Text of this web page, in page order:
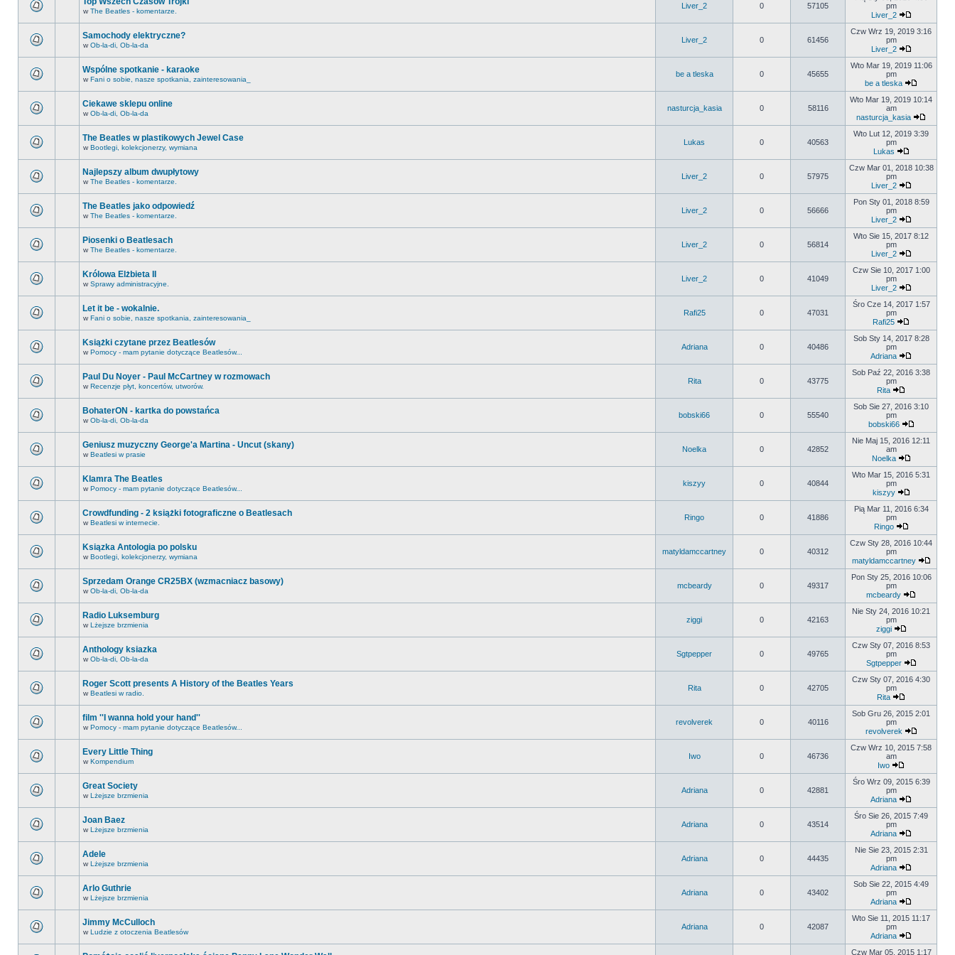
w The Beatles - komentarze.
Liver_2 0 57105
pm
Liver_2
Samochody elektryczne?
w Ob-la-di, Ob-la-da
Liver_2 0 61456
Czw Wrz 19, 2019 3:16
pm
Liver_2
Wspólne spotkanie - karaoke
w Fani o sobie, nasze spotkania, zainteresowania_
be a tleska 0 45655
Wto Mar 19, 2019 11:06
pm
be a tleska
Ciekawe sklepu online
w Ob-la-di, Ob-la-da
nasturcja_kasia 0 58116
Wto Mar 19, 2019 10:14
am
nasturcja_kasia
The Beatles w plastikowych Jewel Case
w Bootlegi, kolekcjonerzy, wymiana
Lukas 0 40563
Wto Lut 12, 2019 3:39
pm
Lukas
Najlepszy album dwupłytowy
w The Beatles - komentarze.
Liver_2 0 57975
Czw Mar 01, 2018 10:38
pm
Liver_2
The Beatles jako odpowiedź
w The Beatles - komentarze.
Liver_2 0 56666
Pon Sty 01, 2018 8:59
pm
Liver_2
Piosenki o Beatlesach
w The Beatles - komentarze.
Liver_2 0 56814
Wto Sie 15, 2017 8:12
pm
Liver_2
Królowa Elżbieta II
w Sprawy administracyjne.
Liver_2 0 41049
Czw Sie 10, 2017 1:00
pm
Liver_2
Let it be - wokalnie.
w Fani o sobie, nasze spotkania, zainteresowania_
Rafi25 0 47031
Śro Cze 14, 2017 1:57
pm
Rafi25
Książki czytane przez Beatlesów
w Pomocy - mam pytanie dotyczące Beatlesów...
Adriana 0 40486
Sob Sty 14, 2017 8:28
pm
Adriana
Paul Du Noyer - Paul McCartney w rozmowach
w Recenzje płyt, koncertów, utworów.
Rita 0 43775
Sob Paź 22, 2016 3:38
pm
Rita
BohaterON - kartka do powstańca
w Ob-la-di, Ob-la-da
bobski66 0 55540
Sob Sie 27, 2016 3:10
pm
bobski66
Geniusz muzyczny George'a Martina - Uncut (skany)
w Beatlesi w prasie
Noelka 0 42852
Nie Maj 15, 2016 12:11
am
Noelka
Klamra The Beatles
w Pomocy - mam pytanie dotyczące Beatlesów...
kiszyy 0 40844
Wto Mar 15, 2016 5:31
pm
kiszyy
Crowdfunding - 2 książki fotograficzne o Beatlesach
w Beatlesi w internecie.
Ringo 0 41886
Pią Mar 11, 2016 6:34
pm
Ringo
Ksiązka Antologia po polsku
w Bootlegi, kolekcjonerzy, wymiana
matyldamccartney 0 40312
Czw Sty 28, 2016 10:44
pm
matyldamccartney
Sprzedam Orange CR25BX (wzmacniacz basowy)
w Ob-la-di, Ob-la-da
mcbeardy 0 49317
Pon Sty 25, 2016 10:06
pm
mcbeardy
Radio Luksemburg
w Lżejsze brzmienia
ziggi 0 42163
Nie Sty 24, 2016 10:21
pm
ziggi
Anthology ksiazka
w Ob-la-di, Ob-la-da
Sgtpepper 0 49765
Czw Sty 07, 2016 8:53
pm
Sgtpepper
Roger Scott presents A History of the Beatles Years
w Beatlesi w radio.
Rita 0 42705
Czw Sty 07, 2016 4:30
pm
Rita
film ''I wanna hold your hand''
w Pomocy - mam pytanie dotyczące Beatlesów...
revolverek 0 40116
Sob Gru 26, 2015 2:01
pm
revolverek
Every Little Thing
w Kompendium
Iwo 0 46736
Czw Wrz 10, 2015 7:58
am
Iwo
Great Society
w Lżejsze brzmienia
Adriana 0 42881
Śro Wrz 09, 2015 6:39
pm
Adriana
Joan Baez
w Lżejsze brzmienia
Adriana 0 43514
Śro Sie 26, 2015 7:49
pm
Adriana
Adele
w Lżejsze brzmienia
Adriana 0 44435
Nie Sie 23, 2015 2:31
pm
Adriana
Arlo Guthrie
w Lżejsze brzmienia
Adriana 0 43402
Sob Sie 22, 2015 4:49
pm
Adriana
Jimmy McCulloch
w Ludzie z otoczenia Beatlesów
Adriana 0 42087
Wto Sie 11, 2015 11:17
pm
Adriana
Czw Mar 05, 2015 1:17